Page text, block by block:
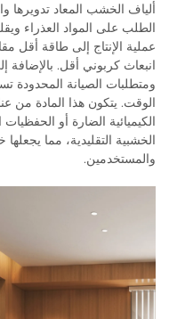
ألياف الخشب المعاد تدويرها
الطلب على المواد العذراء
عملية الإنتاج إلى طاقة أقل
انبعاث كربوني أقل. بالإضافة
ومتطلبات الصيانة المحدودة
الوقت. يتكون هذا المادة من
الكيميائية الضارة أو
الخشبية التقليدية، مما يجعلها
والمستخدمين.